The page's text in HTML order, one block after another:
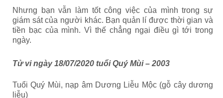
Nhưng bạn vẫn làm tốt công việc của mình trong sự
giám sát của người khác. Bạn quản lí được thời gian và
tiền bạc của mình. Vì thế chẳng ngại điều gì tới trong
ngày.
Tử vi ngày 18/07/2020 tuổi Quý Mùi – 2003
Tuổi Quý Mùi, nạp âm Dương Liễu Mộc (gỗ cây dương
liễu)